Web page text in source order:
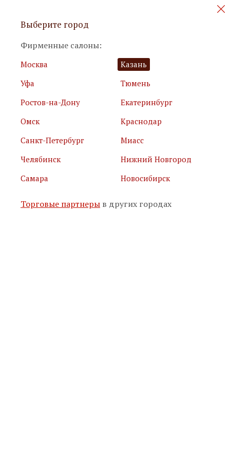
Персональные акции и новинки
Я принимаю
условия использования сайта
Я соглашаюсь сполитикой обработки персональных
Подписаться
Выберите город
Фирменные салоны:
Москва
Казань
Уфа
Тюмень
Ростов-на-Дону
Екатеринбург
Омск
Краснодар
Санкт-Петербург
Миасс
Челябинск
Нижний Новгород
Самара
Новосибирск
Торговые партнеры в других городах